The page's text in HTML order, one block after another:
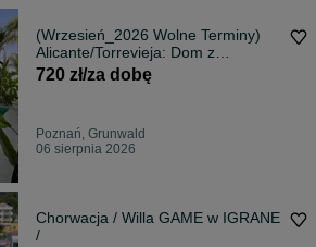
(Wrzesień_2026 Wolne Terminy)
Alicante/Torrevieja: Dom z
prywatnym basenem 450m do
720 zł/za dobę
Poznań, Grunwald
06 sierpnia 2026
Chorwacja / Willa GAME w IGRANE
/